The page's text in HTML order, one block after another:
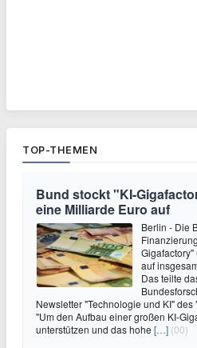
TOP-THEMEN
Bund stockt "KI-
eine Milliarde Euro auf
Berlin - Die
auf
Das teilte
Newsletter "Technologie und KI" des
"Um den Aufbau einer großen KI-
unterstützen und das hohe […] (00)